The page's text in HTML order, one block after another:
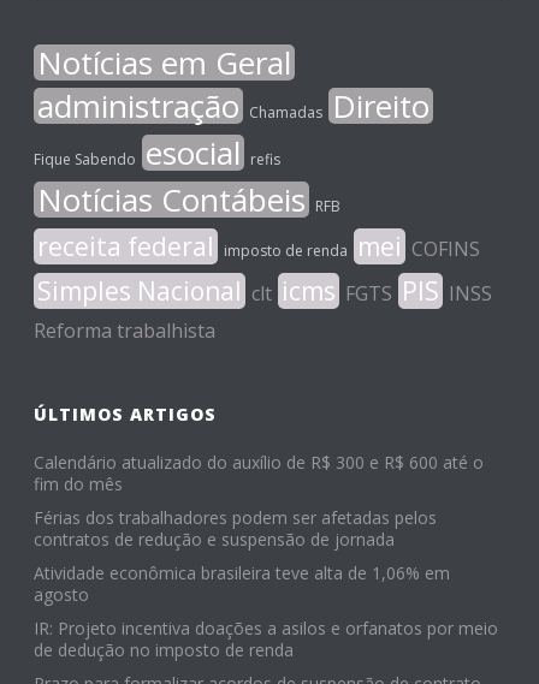
Notícias em Geral
administração Chamadas Direito
Fique Sabendo esocial refis
Notícias Contábeis RFB
receita federal imposto de renda mei COFINS
Simples Nacional clt icms FGTS PIS INSS
Reforma trabalhista
ÚLTIMOS ARTIGOS
Calendário atualizado do auxílio de R$ 300 e R$ 600 até o
fim do mês
Férias dos trabalhadores podem ser afetadas pelos
contratos de redução e suspensão de jornada
Atividade econômica brasileira teve alta de 1,06% em
agosto
IR: Projeto incentiva doações a asilos e orfanatos por meio
de dedução no imposto de renda